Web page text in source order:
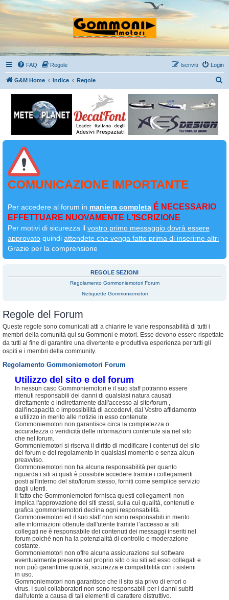
FAQ Regole Login
Iscriviti
G&M Home Indice Regole
COMUNICAZIONE IMPORTANTE
Per accedere al forum in maniera completa É NECESSARIO
EFFETTUARE NUOVAMENTE L'ISCRIZIONE
Per motivi di sicurezza il vostro primo messaggio dovrà essere
approvato quindi attendete che venga fatto prima di inserirne altri
Grazie per la comprensione
REGOLE SEZIONI
Regolamento Gommoniemotori Forum
Netiquette Gommoniemotori
Regole del Forum
Queste regole sono comunicati atti a chiarire le varie responsabilità di tutti i
membri della comunità qui su Gommoni e motori. Esse devono essere rispettate
da tutti al fine di garantire una divertente e produttiva esperienza per tutti gli
ospiti e i membri della community.
Regolamento Gommoniemotori Forum
Utilizzo del sito e del forum
In nessun caso Gommoniemotori e il suo staff potranno essere
ritenuti responsabili dei danni di qualsiasi natura causati
direttamente o indirettamente dall'accesso al sito/forum ,
dall'incapacità o impossibilità di accedervi, dal Vostro affidamento
e utilizzo in merito alle notizie in esso contenute.
Gommoniemotori non garantisce circa la completezza o
accuratezza o veridicità delle informazioni contenute sia nel sito
che nel forum.
Gommoniemotori si riserva il diritto di modificare i contenuti del sito
del forum e del regolamento in qualsiasi momento e senza alcun
preavviso.
Gommoniemotori non ha alcuna responsabilità per quanto
riguarda i siti ai quali è possibile accedere tramite i collegamenti
posti all'interno del sito/forum stesso, forniti come semplice servizio
dagli utenti.
Il fatto che Gommoniemotori fornisca questi collegamenti non
implica l'approvazione dei siti stessi, sulla cui qualità, contenuti e
grafica gommoniemotori declina ogni responsabilità.
Gommoniemotori ed il suo staff non sono responsabili in merito
alle informazioni ottenute dall'utente tramite l’accesso ai siti
collegati ne è responsabile dei contenuti dei messaggi inseriti nel
forum poiché non ha la potenzialità di controllo e moderazione
costante.
Gommoniemotori non offre alcuna assicurazione sul software
eventualmente presente sul proprio sito o su siti ad esso collegati e
non può garantirne qualità, sicurezza e compatibilità con i sistemi
in uso.
Gommoniemotori non garantisce che il sito sia privo di errori o
virus. I suoi collaboratori non sono responsabili per i danni subiti
dall'utente a causa di tali elementi di carattere distruttivo.